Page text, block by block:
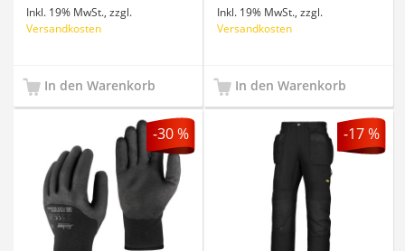
Inkl. 19% MwSt.,zzgl.
Versandkosten
In den Warenkorb
Inkl. 19% MwSt.,zzgl.
Versandkosten
In den Warenkorb
-30 % -17 %